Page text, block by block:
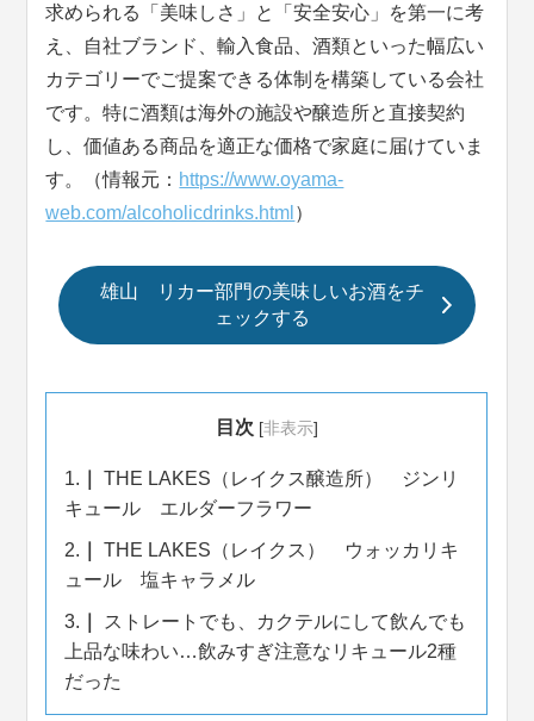
求められる「美味しさ」と「安全安心」を第一に考
え、自社ブランド、輸入食品、酒類といった幅広い
カテゴリーでご提案できる体制を構築している会社
です。特に酒類は海外の施設や醸造所と直接契約
し、価値ある商品を適正な価格で家庭に届けていま
す。（情報元： https://www.oyama-
web.com/alcoholicdrinks.html ）
雄山 リカー部門の美味しいお酒をチ
ェックする
目次 [非表示]
1.
THE LAKES（レイクス醸造所） ジンリ
キュール エルダーフラワー
2.
THE LAKES（レイクス） ウォッカリキ
ュール 塩キャラメル
3.
ストレートでも、カクテルにして飲んでも
上品な味わい…飲みすぎ注意なリキュール2種
だった